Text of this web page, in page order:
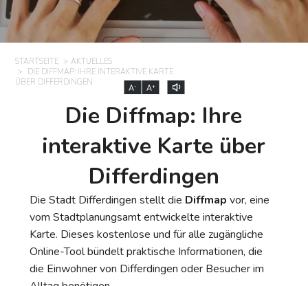
STARTSEITE
AKTUELLES
DIE DIFFMAP: IHRE INTERAKTIVE KARTE
ÜBER DIFFERDINGEN
A- A+
Die Diffmap: Ihre
interaktive Karte über
Differdingen
Die Stadt Differdingen stellt die Diffmap vor, eine
vom Stadtplanungsamt entwickelte interaktive
Karte. Dieses kostenlose und für alle zugängliche
Online-Tool bündelt praktische Informationen, die
die Einwohner von Differdingen oder Besucher im